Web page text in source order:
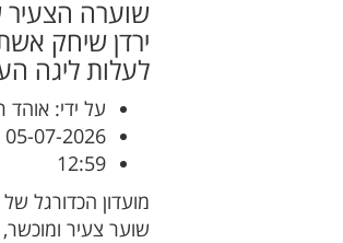
שוערה הצעיר
ירדן שיחק
לעלות ליגה
על ידי: אוהד
05-07-2026
12:59
מועדון הכדורגל
שוער צעיר